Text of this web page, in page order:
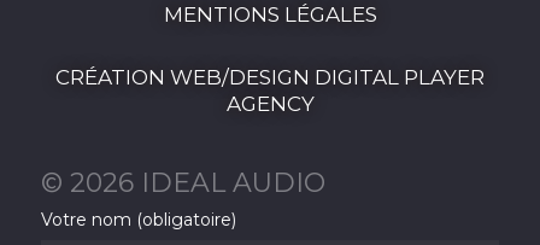
MENTIONS LÉGALES
CRÉATION WEB/DESIGN DIGITAL PLAYER
AGENCY
© 2026 IDEAL AUDIO
Votre nom (obligatoire)